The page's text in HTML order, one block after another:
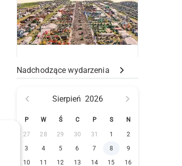
Nadchodzące wydarzenia
Sierpień 2026
P W Ś C P S N
27 28 29 30 31 1
2
3
4 5 6 7 8
9
10
11 12 13 14 15
16